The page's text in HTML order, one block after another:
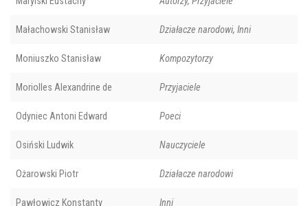
Małachowski Stanisław Działacze narodowi, Inni
Moniuszko Stanisław Kompozytorzy
Moriolles Alexandrine de Przyjaciele
Odyniec Antoni Edward Poeci
Osiński Ludwik Nauczyciele
Ożarowski Piotr Działacze narodowi
Pawłowicz Konstanty Inni